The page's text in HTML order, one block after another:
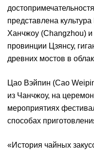
представлена
Ханчжоу (Changzhou)
провинции Цзянсу,
древних мостов в
Цао Вэйпин (Cao
из Чанчжоу, на
мероприятиях
способах
«История чайных